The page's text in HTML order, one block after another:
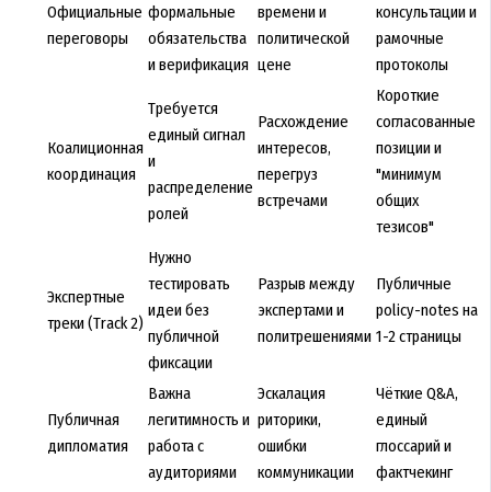
Официальные
переговоры
формальные
обязательства
и верификация
времени и
политической
цене
консультации и
рамочные
протоколы
Коалиционная
координация
Требуется
единый сигнал
и
распределение
ролей
Расхождение
интересов,
перегруз
встречами
Короткие
согласованные
позиции и
"минимум
общих
тезисов"
Экспертные
треки (Track 2)
Нужно
тестировать
идеи без
публичной
фиксации
Разрыв между
экспертами и
политрешениями
Публичные
policy-notes на
1-2 страницы
Публичная
дипломатия
Важна
легитимность и
работа с
аудиториями
Эскалация
риторики,
ошибки
коммуникации
Чёткие Q&A,
единый
глоссарий и
фактчекинг